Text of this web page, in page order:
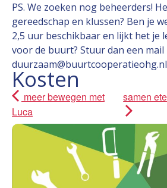
PS. We zoeken nog beheerders!
gereedschap en klussen? Ben je
2,5 uur beschikbaar en lijkt het je
voor de buurt? Stuur dan een mail
Kosten
meer bewegen met
Luca
samen